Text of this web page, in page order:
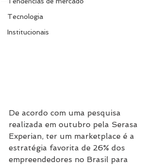
Tecnologia
Institucionais
De acordo com uma pesquisa
realizada em outubro pela Serasa
Experian, ter um marketplace é a
estratégia favorita de 26% dos
empreendedores no Brasil para